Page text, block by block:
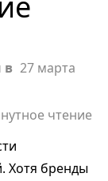
в 27 марта
чтение
Хотя бренды